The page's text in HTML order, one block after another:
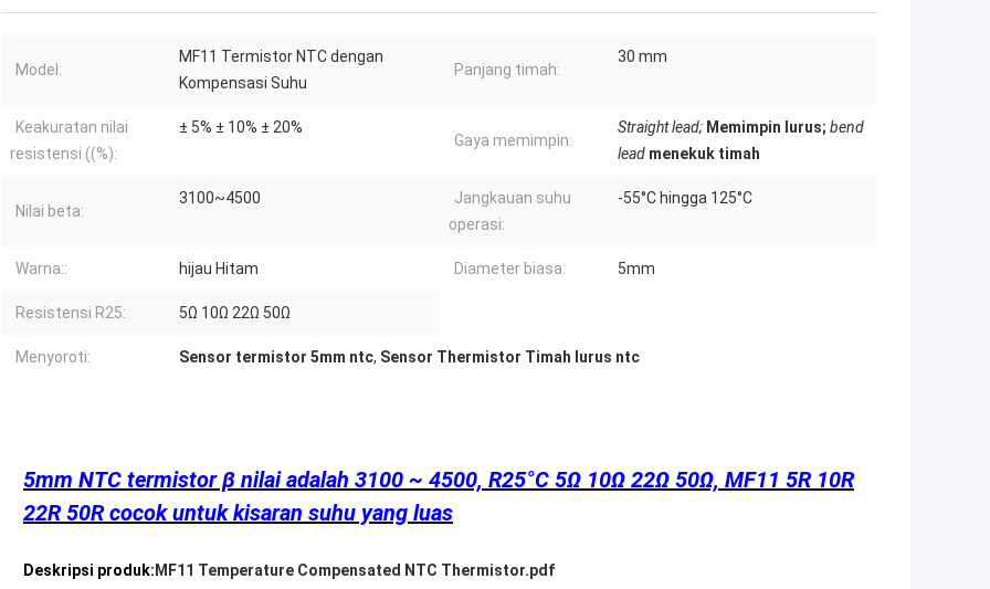
Model:
MF11 Termistor NTC dengan
Kompensasi Suhu
Panjang timah:
30 mm
Keakuratan nilai
resistensi ((%):
± 5% ± 10% ± 20%
Gaya memimpin:
Straight lead; Memimpin lurus; bend
lead menekuk timah
Nilai beta:
3100~4500
Jangkauan suhu
operasi:
-55°C hingga 125°C
Warna:: hijau Hitam Diameter biasa: 5mm
Resistensi R25: 5Ω 10Ω 22Ω 50Ω
Menyoroti: Sensor termistor 5mm ntc, Sensor Thermistor Timah lurus ntc
5mm NTC termistor β nilai adalah 3100 ~ 4500, R25°C 5Ω 10Ω 22Ω 50Ω, MF11 5R 10R
22R 50R cocok untuk kisaran suhu yang luas
Deskripsi produk: MF11 Temperature Compensated NTC Thermistor.pdf